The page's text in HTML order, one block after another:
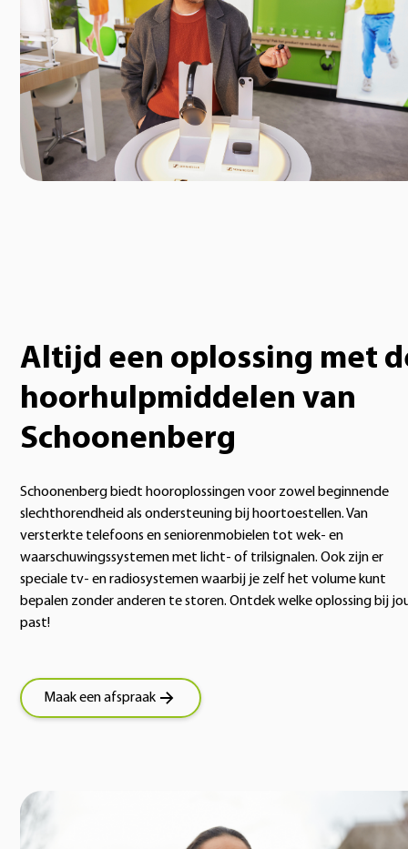
Altijd een oplossing met
hoorhulpmiddelen van
Schoonenberg
Schoonenberg biedt hooroplossingen voor zowel beginnende
slechthorendheid als ondersteuning bij hoortoestellen. Van
versterkte telefoons en seniorenmobielen tot wek- en
waarschuwingssystemen met licht- of trilsignalen. Ook zijn er
speciale tv- en radiosystemen waarbij je zelf het volume kunt
bepalen zonder anderen te storen. Ontdek welke oplossing bij
past!
Maak een afspraak